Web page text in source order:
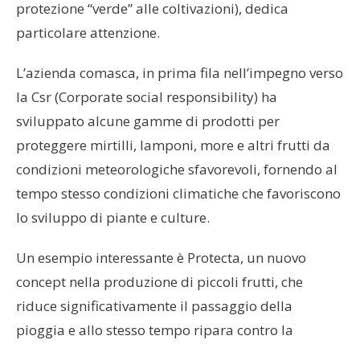
protezione “verde” alle coltivazioni), dedica
particolare attenzione.
L’azienda comasca, in prima fila nell’impegno verso
la Csr (Corporate social responsibility) ha
sviluppato alcune gamme di prodotti per
proteggere mirtilli, lamponi, more e altri frutti da
condizioni meteorologiche sfavorevoli, fornendo al
tempo stesso condizioni climatiche che favoriscono
lo sviluppo di piante e culture.
Un esempio interessante è Protecta, un nuovo
concept nella produzione di piccoli frutti, che
riduce significativamente il passaggio della
pioggia e allo stesso tempo ripara contro la